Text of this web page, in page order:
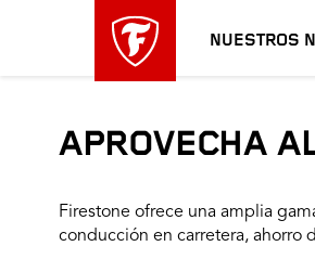
NUESTROS
APROVECHA
Firestone ofrece una amplia
conducción en carretera, ahorro